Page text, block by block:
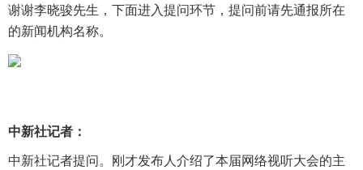
谢谢李晓骏先生，下面进入提问环节，提问前请先通报所在
的新闻机构名称。
中新社记者：
中新社记者提问。刚才发布人介绍了本届网络视听大会的主